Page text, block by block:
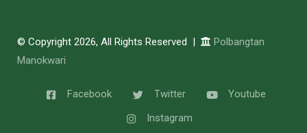
© Copyright 2026, All Rights Reserved |
Polbangtan
Manokwari
Facebook Twitter
Youtube
Instagram